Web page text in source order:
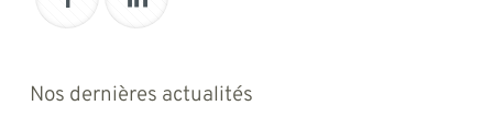
Nos dernières actualités